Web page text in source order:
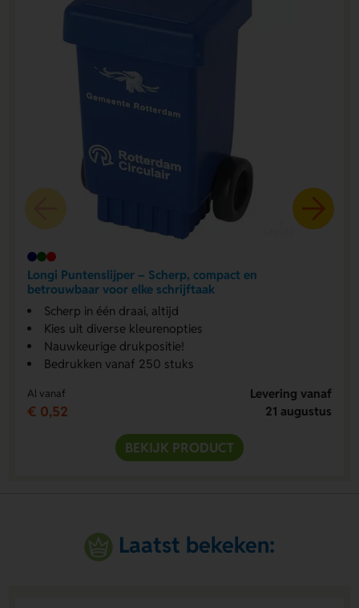
Longi Puntenslijper – Scherp, compact en
betrouwbaar voor elke schrijftaak
Scherp in één draai, altijd
Kies uit diverse kleurenopties
Nauwkeurige drukpositie!
Bedrukken vanaf 250 stuks
Al vanaf
€ 0,52
Levering vanaf
21 augustus
BEKIJK PRODUCT
Laatst bekeken: